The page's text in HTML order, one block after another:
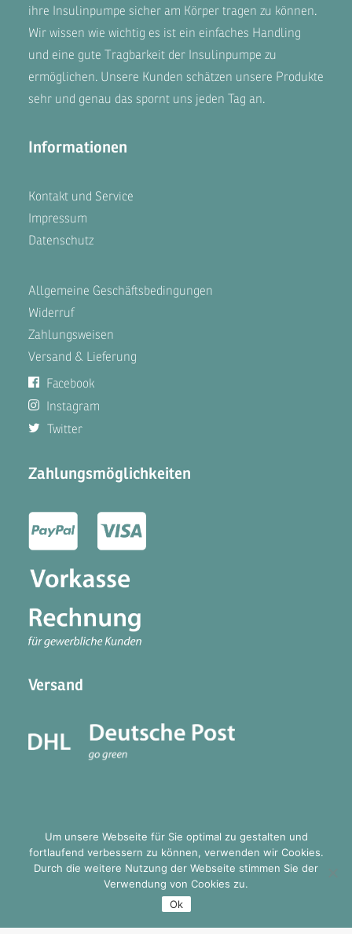
ihre Insulinpumpe sicher am Körper tragen zu können.
Wir wissen wie wichtig es ist ein einfaches Handling
und eine gute Tragbarkeit der Insulinpumpe zu
ermöglichen. Unsere Kunden schätzen unsere Produkte
sehr und genau das spornt uns jeden Tag an.
Informationen
Kontakt und Service
Impressum
Datenschutz
Allgemeine Geschäftsbedingungen
Widerruf
Zahlungsweisen
Versand & Lieferung
Facebook
Instagram
Twitter
Zahlungsmöglichkeiten
Versand
© 2026 mellitus one. All rights reserved
Um unsere Webseite für Sie optimal zu gestalten und
fortlaufend verbessern zu können, verwenden wir Cookies.
Durch die weitere Nutzung der Webseite stimmen Sie der
Verwendung von Cookies zu.
Ok